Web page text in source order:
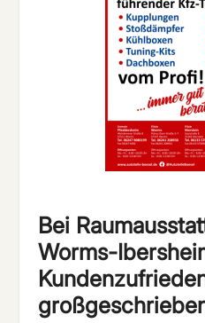
Bei
Worms-